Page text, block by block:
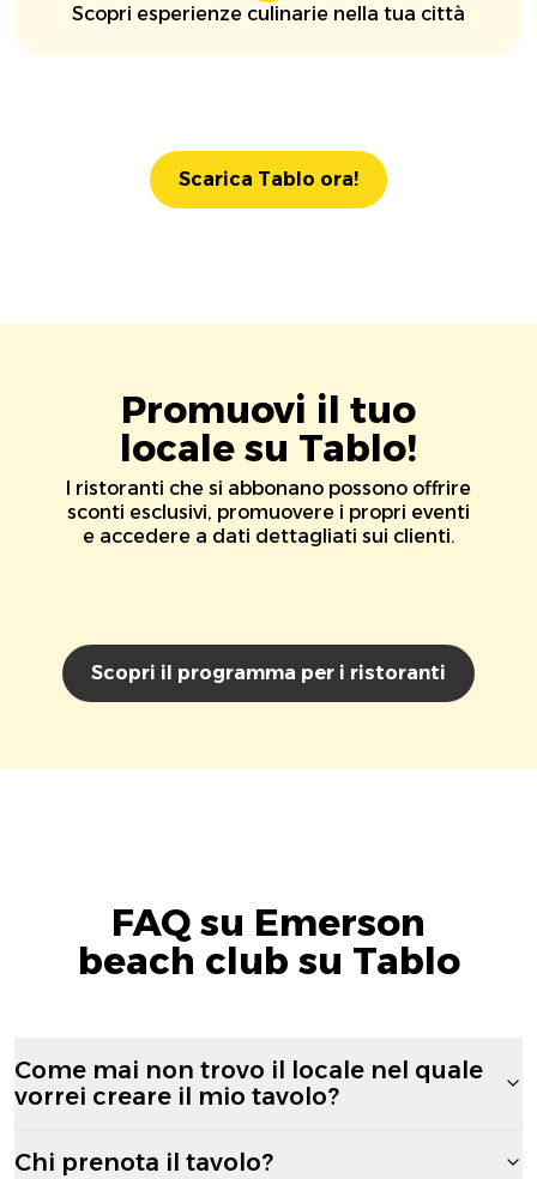
Scopri esperienze culinarie nella tua città
Scarica Tablo ora!
Promuovi il tuo
locale su Tablo!
I ristoranti che si abbonano possono offrire
sconti esclusivi, promuovere i propri eventi
e accedere a dati dettagliati sui clienti.
Scopri il programma per i ristoranti
FAQ su Emerson
beach club su Tablo
Come mai non trovo il locale nel quale
vorrei creare il mio tavolo?
Chi prenota il tavolo?